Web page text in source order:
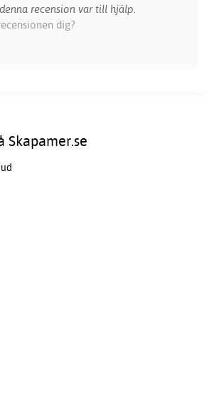
recension var till hjälp.
dig?
Skapamer.se